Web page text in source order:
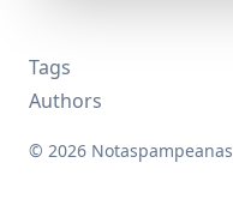
Tags
Authors
© 2026 Notaspampeanas